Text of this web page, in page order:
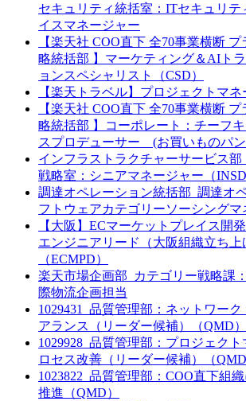
セキュリティ統括室：ITセキュリ
イスマネージャー
【楽天社 COO直下 全70事業横断
略統括部 】マーケティング＆AIト
ョンスペシャリスト（CSD）
【楽天トラベル】プロジェクトマネ
【楽天社 COO直下 全70事業横断
略統括部 】コーポレート：チーフ
スプロデューサー (お買いものパ
インフラストラクチャーサービス
戦略室：シニアマネージャー（INSD
調達オペレーション統括部_調達オ
フトウェアカテゴリーソーシング
【大阪】ECマーケットプレイス開
エンジニアリード（大阪組織立ち
（ECMPD）
楽天市場企画部_カテゴリー戦略課
際物流企画担当
1029431_品質管理部：ネットワーク
アランス（リーダー候補）（QMD）
1029928_品質管理部：プロジェク
ロセス改善（リーダー候補）（QMD
1023822_品質管理部：COO直下組
推進（QMD）